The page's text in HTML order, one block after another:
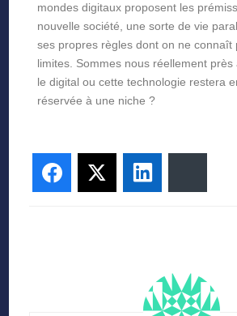
mondes digitaux proposent les
nouvelle société, une sorte de vie
ses propres règles dont on ne connaît
limites. Sommes nous réellement
le digital ou cette technologie restera
réservée à une niche ?
Facebook
Twitter